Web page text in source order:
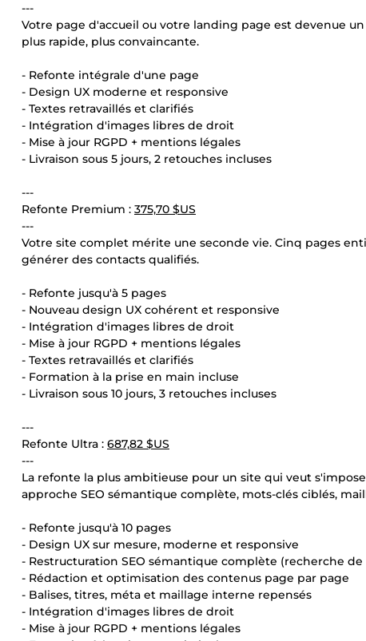
---
Votre page d'accueil ou votre landing page est devenue
plus rapide, plus convaincante.
- Refonte intégrale d'une page
- Design UX moderne et responsive
- Textes retravaillés et clarifiés
- Intégration d'images libres de droit
- Mise à jour RGPD + mentions légales
- Livraison sous 5 jours, 2 retouches incluses
---
Refonte Premium : 375,70 $US
---
Votre site complet mérite une seconde vie. Cinq pages
générer des contacts qualifiés.
- Refonte jusqu'à 5 pages
- Nouveau design UX cohérent et responsive
- Intégration d'images libres de droit
- Mise à jour RGPD + mentions légales
- Textes retravaillés et clarifiés
- Formation à la prise en main incluse
- Livraison sous 10 jours, 3 retouches incluses
---
Refonte Ultra : 687,82 $US
---
La refonte la plus ambitieuse pour un site qui veut
approche SEO sémantique complète, mots-clés ciblés,
- Refonte jusqu'à 10 pages
- Design UX sur mesure, moderne et responsive
- Restructuration SEO sémantique complète (recherche
- Rédaction et optimisation des contenus page par page
- Balises, titres, méta et maillage interne repensés
- Intégration d'images libres de droit
- Mise à jour RGPD + mentions légales